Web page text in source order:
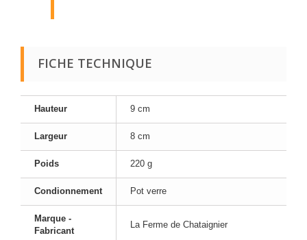
FICHE TECHNIQUE
Hauteur 9 cm
Largeur 8 cm
Poids 220 g
Condionnement Pot verre
Marque -
Fabricant
La Ferme de Chataignier